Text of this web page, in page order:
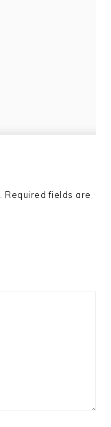
Required fields are